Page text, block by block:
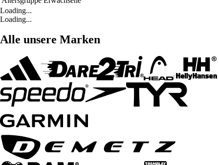
Loading...
Loading...
Alle unsere Marken